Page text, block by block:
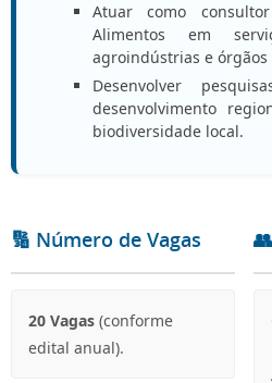
Atuar como
Alimentos em
agroindústrias e órgãos
Desenvolver
desenvolvimento
biodiversidade local.
🔢 Número de Vagas
20 Vagas (conforme
edital anual).